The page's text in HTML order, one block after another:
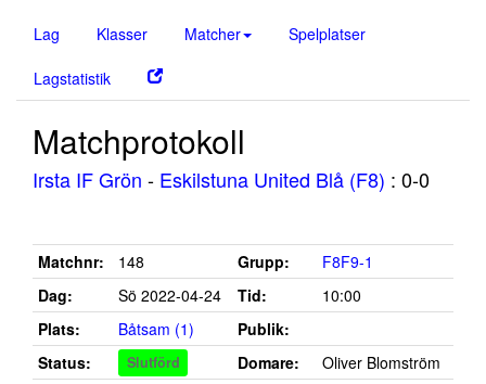
Lag Klasser Matcher Spelplatser
Lagstatistik
Matchprotokoll
Irsta IF Grön - Eskilstuna United Blå (F8) : 0-0
Matchnr: 148 Grupp:
F8F9-1
Dag:
Sö 2022-04-24 Tid:
10:00
Plats:
Båtsam (1)
Publik:
Status:
Slutförd Domare:
Oliver Blomström